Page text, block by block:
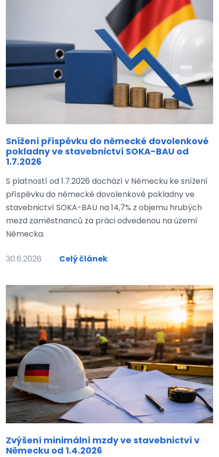
Snížení příspěvku do německé dovolenkové
pokladny ve stavebnictví SOKA-BAU od
1.7.2026
S platností od 1.7.2026 dochází v Německu ke snížení
příspěvku do německé dovolenkové pokladny ve
stavebnictví SOKA-BAU na 14,7% z objemu hrubých
mezd zaměstnanců za práci odvedenou na území
Německa.
30.6.2026 Celý článek
Zvýšení minimální mzdy ve stavebnictví v
Německu od 1.4.2026